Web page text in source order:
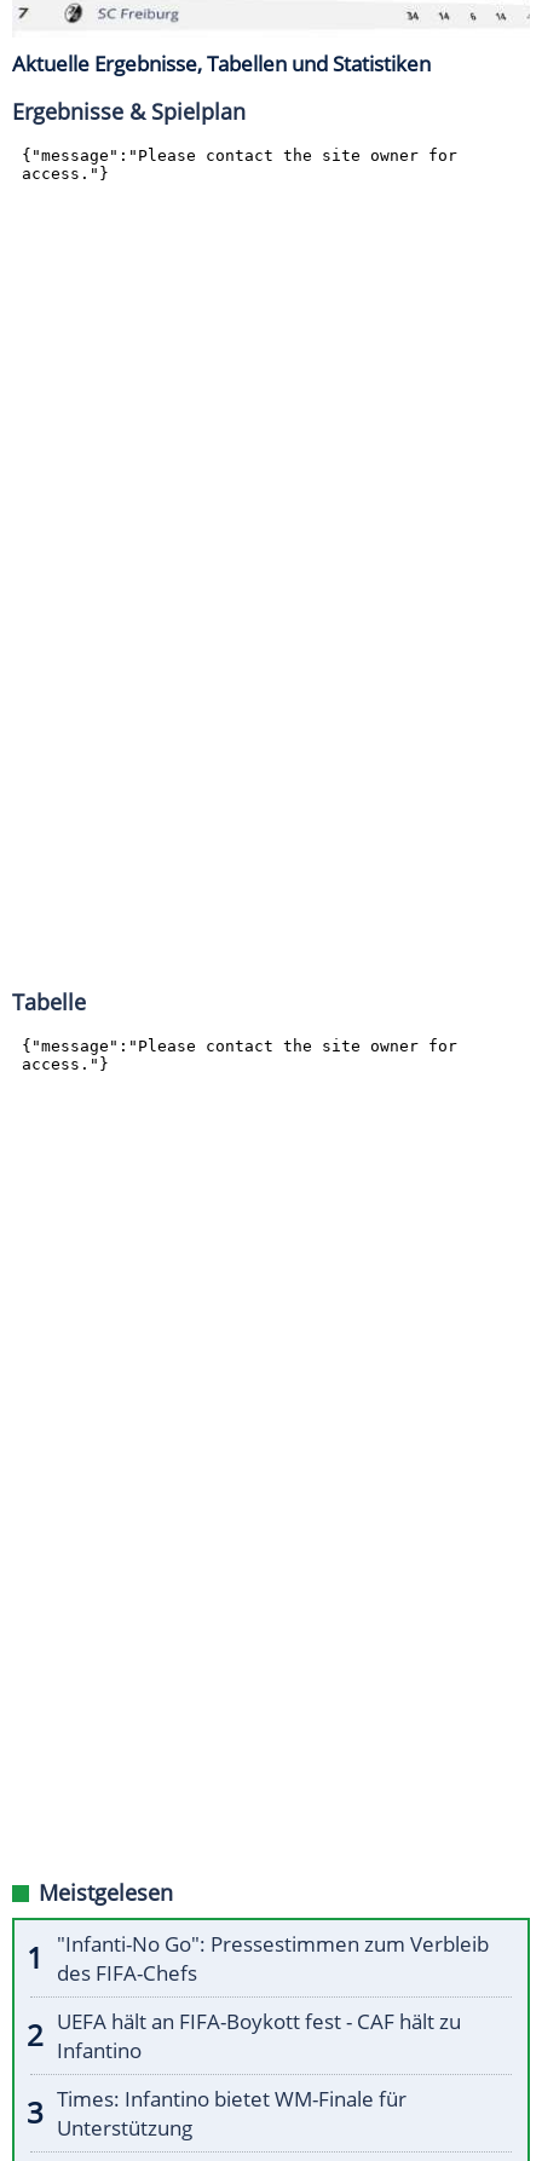
Aktuelle Ergebnisse, Tabellen und Statistiken
Ergebnisse & Spielplan
Tabelle
Meistgelesen
"Infanti-No Go": Pressestimmen zum Verbleib
des FIFA-Chefs
UEFA hält an FIFA-Boykott fest - CAF hält zu
Infantino
Times: Infantino bietet WM-Finale für
Unterstützung